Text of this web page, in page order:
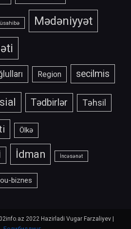
Mədəniyyət
Region secilmis
Tədbirlər Təhsil
Ölkə
İdman İncəsənət
biznes
2022 Hazirladi Vugar Farzaliyev |